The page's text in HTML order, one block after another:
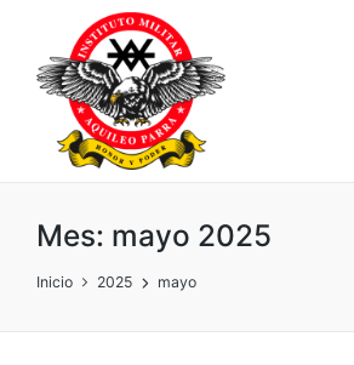
Mes: mayo 2025
Inicio 2025 mayo